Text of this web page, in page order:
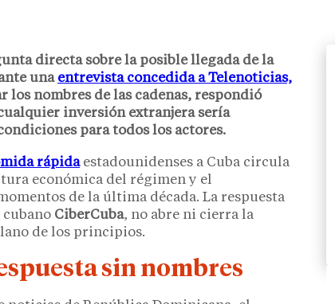
directa sobre la posible llegada de la
una entrevista concedida a Telenoticias,
los nombres de las cadenas, respondió
inversión extranjera sería
para todos los actores.
rápidaestadounidenses a Cuba circula
económica del régimen y el
de la última década. La respuesta
cubano CiberCuba, no abre ni cierra la
de los principios.
sin nombres